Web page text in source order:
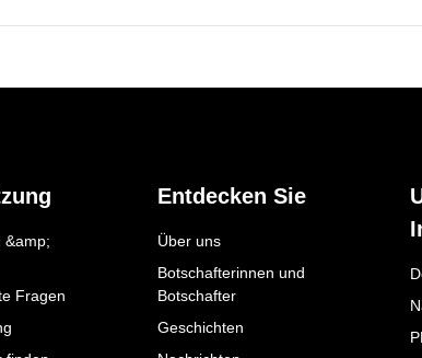
&amp;
Fragen
Entdecken Sie
Über uns
Botschafterinnen und
Botschafter
Geschichten